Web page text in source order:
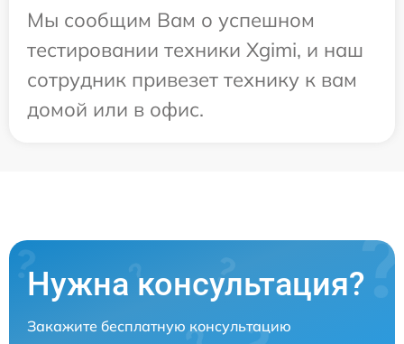
Мы сообщим Вам о успешном
тестировании техники Xgimi, и наш
сотрудник привезет технику к вам
домой или в офис.
Нужна консультация?
Закажите бесплатную консультацию